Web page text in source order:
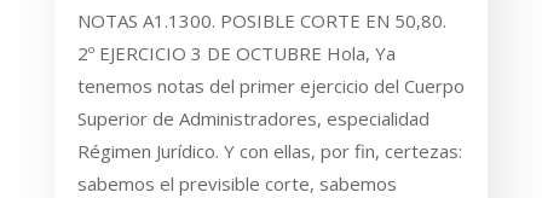
NOTAS A1.1300. POSIBLE CORTE EN 50,80.
2º EJERCICIO 3 DE OCTUBRE Hola, Ya
tenemos notas del primer ejercicio del Cuerpo
Superior de Administradores, especialidad
Régimen Jurídico. Y con ellas, por fin, certezas:
sabemos el previsible corte, sabemos